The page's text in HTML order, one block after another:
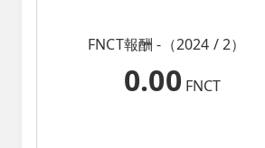
FNCT報酬 -（2024 / 2）
0.00 FNCT